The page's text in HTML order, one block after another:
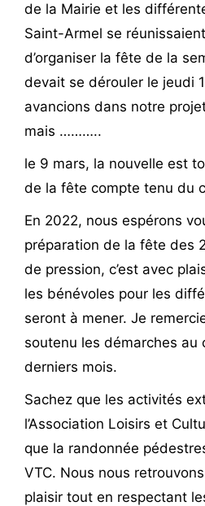
de la Mairie et les
Saint-Armel se
d’organiser la fête de la
devait se dérouler le jeudi
avancions dans notre
mais ………..
le 9 mars, la nouvelle est
de la fête compte tenu du
En 2022, nous espérons
préparation de la fête des
de pression, c’est avec
les bénévoles pour les
seront à mener. Je
soutenu les démarches au
derniers mois.
Sachez que les activités
l’Association Loisirs et
que la randonnée
VTC. Nous nous
plaisir tout en respectant